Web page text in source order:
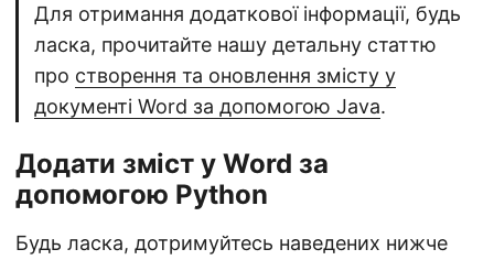
Для отримання додаткової інформації, будь
ласка, прочитайте нашу детальну статтю
про створення та оновлення змісту у
документі Word за допомогою Java.
Додати зміст у Word за
допомогою Python
Будь ласка, дотримуйтесь наведених нижче